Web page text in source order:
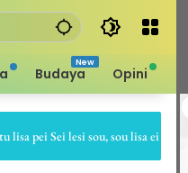
Budaya Opini
Sei lesi sou, sou lisa ei Sapa